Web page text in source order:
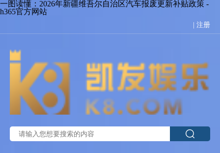
一图读懂：2026年新疆维吾尔自治区汽车报废更新补贴政策 -
h365官方网站
注册